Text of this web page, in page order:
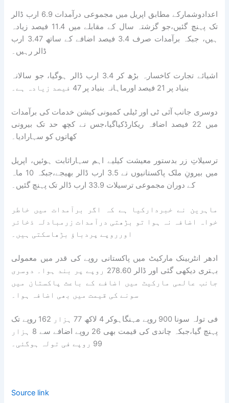
اعدادوشمارکے مطابق اپریل میں مجموعی درآمدات 6.9 ارب ڈالر
تک پہنچ گئیں،جو گزشتہ سال کے مقابلے میں 11.4 فیصد زیادہ
ہیں، جبکہ برآمدات صرف 3.4 فیصد اضافے کے ساتھ 3.47 ارب
ڈالر رہیں۔
اشیائے تجارت کاخسارہ بڑھ کر 3.4 ارب ڈالر ہوگیا، جو سالانہ
بنیاد پر 21 فیصد اورماہانہ بنیاد پر 47 فیصد زیادہ ہے۔
دوسری جانب آئی ٹی اور ٹیلی کمیونی کیشن خدمات کی برآمدات
میں 22 فیصد اضافہ ریکارڈکیاگیا،جس نے کچھ حد تک بیرونی
کھاتوں کو سہارادیا۔
ترسیلاتِ زر بدستور معیشت کیلیے اہم سہاراثابت ہوئیں، اپریل
میں بیرونِ ملک پاکستانیوں نے 3.5 ارب ڈالر بھیجے،جبکہ 10 ماہ
کے دوران مجموعی ترسیلات 33.9 ارب ڈالر تک پہنچ گئیں۔
ماہرین نے خبردارکیا ہے کہ اگر برآمدات میں خاطر
خواہ اضافہ نہ ہوا تو بڑھتی درآمدات زرمبادلہ ذخائر
اورروپے پردباؤ بڑھاسکتی ہیں۔
ادھر انٹربینک مارکیٹ میں پاکستانی روپے کی قدر میں معمولی
بہتری دیکھی گئی اور ڈالر 278.60 روپے پر بند ہوا۔ دوسری
جانب عالمی مارکیٹ میں اضافے کے باعث پاکستان میں
سونے کی قیمت میں بھی اضافہ ہوا۔
فی تولہ سونا 900 روپے مہنگاہوکر 4 لاکھ 77 ہزار 162 روپے تک
پہنچ گیا،جبکہ چاندی کی قیمت بھی 26 روپے اضافے سے 8 ہزار
99 روپے فی تولہ ہوگئی۔
Source link